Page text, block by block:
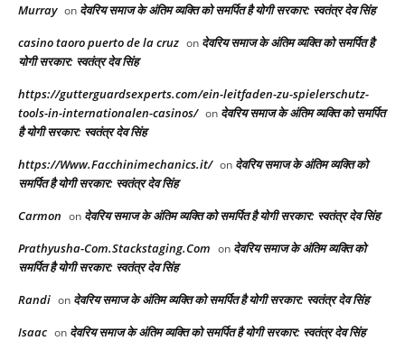
Murray on देवरिय समाज के अंतिम व्यक्ति को समर्पित है योगी सरकार: स्वतंत्र देव सिंह
casino taoro puerto de la cruz on देवरिय समाज के अंतिम व्यक्ति को समर्पित है
योगी सरकार: स्वतंत्र देव सिंह
https://gutterguardsexperts.com/ein-leitfaden-zu-spielerschutz-
tools-in-internationalen-casinos/ on देवरिय समाज के अंतिम व्यक्ति को समर्पित
है योगी सरकार: स्वतंत्र देव सिंह
https://Www.Facchinimechanics.it/ on देवरिय समाज के अंतिम व्यक्ति को
समर्पित है योगी सरकार: स्वतंत्र देव सिंह
Carmon on देवरिय समाज के अंतिम व्यक्ति को समर्पित है योगी सरकार: स्वतंत्र देव सिंह
Prathyusha-Com.Stackstaging.Com on देवरिय समाज के अंतिम व्यक्ति को
समर्पित है योगी सरकार: स्वतंत्र देव सिंह
Randi on देवरिय समाज के अंतिम व्यक्ति को समर्पित है योगी सरकार: स्वतंत्र देव सिंह
Isaac on देवरिय समाज के अंतिम व्यक्ति को समर्पित है योगी सरकार: स्वतंत्र देव सिंह